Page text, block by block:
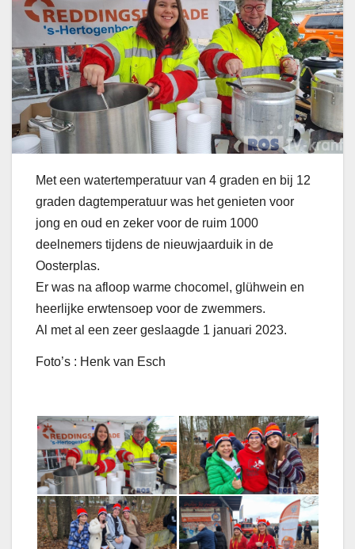
Met een watertemperatuur van 4 graden en bij 12
graden dagtemperatuur was het genieten voor
jong en oud en zeker voor de ruim 1000
deelnemers tijdens de nieuwjaarduik in de
Oosterplas.
Er was na afloop warme chocomel, glühwein en
heerlijke erwtensoep voor de zwemmers.
Al met al een zeer geslaagde 1 januari 2023.
Foto’s : Henk van Esch